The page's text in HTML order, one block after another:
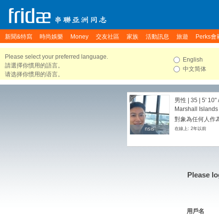
新聞&特寫 時尚娛樂 Money 交友社區 家族 活動訊息 旅遊 Perks會
Please select your preferred language.
請選擇你慣用的語言。
请选择你惯用的语言。
English
中文简体
nsis
nsis
男性 | 35 | 5' 10"
Marshall Islands
對象為任何人作
在線上: 2年以前
Please
用戶名